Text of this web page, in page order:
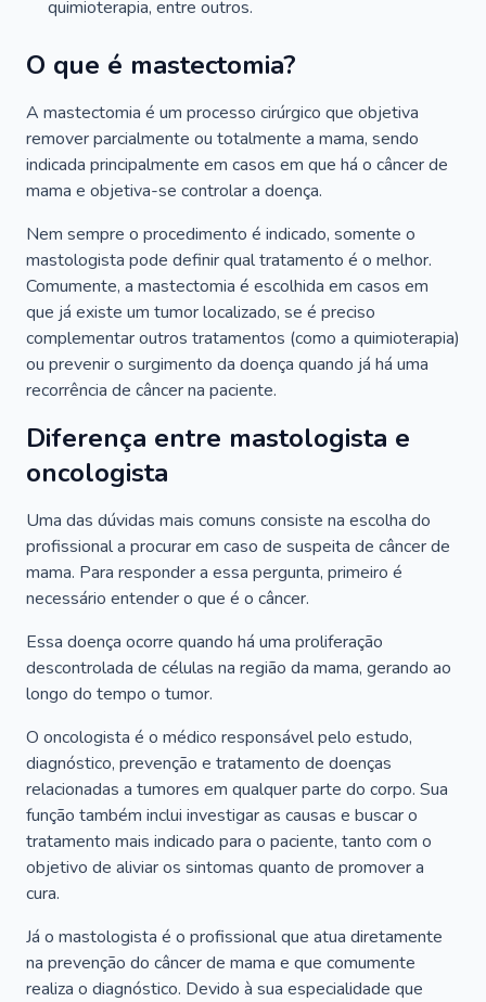
quimioterapia, entre outros.
O que é mastectomia?
A mastectomia é um processo cirúrgico que objetiva
remover parcialmente ou totalmente a mama, sendo
indicada principalmente em casos em que há o câncer de
mama e objetiva-se controlar a doença.
Nem sempre o procedimento é indicado, somente o
mastologista pode definir qual tratamento é o melhor.
Comumente, a mastectomia é escolhida em casos em
que já existe um tumor localizado, se é preciso
complementar outros tratamentos (como a quimioterapia)
ou prevenir o surgimento da doença quando já há uma
recorrência de câncer na paciente.
Diferença entre mastologista e
oncologista
Uma das dúvidas mais comuns consiste na escolha do
profissional a procurar em caso de suspeita de câncer de
mama. Para responder a essa pergunta, primeiro é
necessário entender o que é o câncer.
Essa doença ocorre quando há uma proliferação
descontrolada de células na região da mama, gerando ao
longo do tempo o tumor.
O oncologista é o médico responsável pelo estudo,
diagnóstico, prevenção e tratamento de doenças
relacionadas a tumores em qualquer parte do corpo. Sua
função também inclui investigar as causas e buscar o
tratamento mais indicado para o paciente, tanto com o
objetivo de aliviar os sintomas quanto de promover a
cura.
Já o mastologista é o profissional que atua diretamente
na prevenção do câncer de mama e que comumente
realiza o diagnóstico. Devido à sua especialidade que